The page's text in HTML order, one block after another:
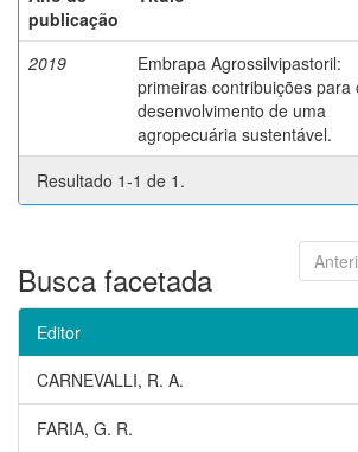
publicação
2019
Embrapa Agrossilvipastoril:
primeiras contribuições para
desenvolvimento de uma
agropecuária sustentável.
Resultado 1-1 de 1.
Busca facetada
Editor
CARNEVALLI, R. A.
FARIA, G. R.